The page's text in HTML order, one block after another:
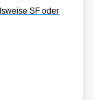
SF oder